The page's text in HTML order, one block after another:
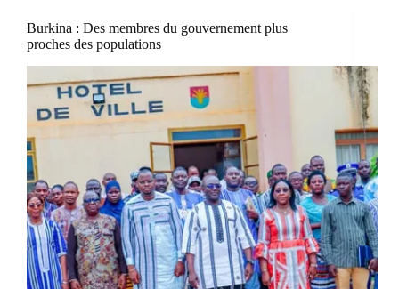
Burkina : Des membres du gouvernement plus
proches des populations